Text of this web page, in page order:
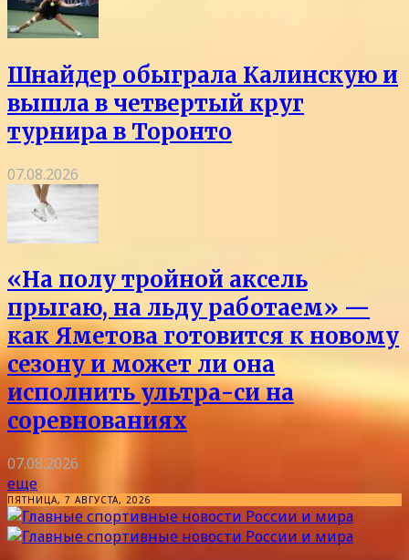
Шнайдер обыграла Калинскую и
вышла в четвертый круг
турнира в Торонто
07.08.2026
«На полу тройной аксель
прыгаю, на льду работаем» —
как Яметова готовится к новому
сезону и может ли она
исполнить ультра-си на
соревнованиях
07.08.2026
еще
ПЯТНИЦА, 7 АВГУСТА, 2026